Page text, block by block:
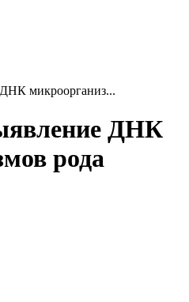
микроорганиз...
ДНК
рода